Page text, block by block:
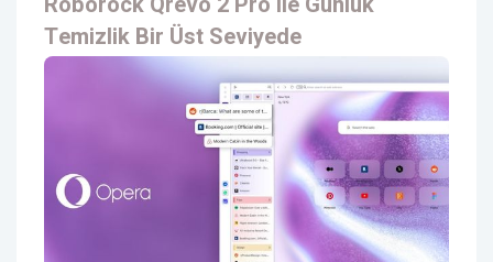
Temizlik Bir Üst Seviyede